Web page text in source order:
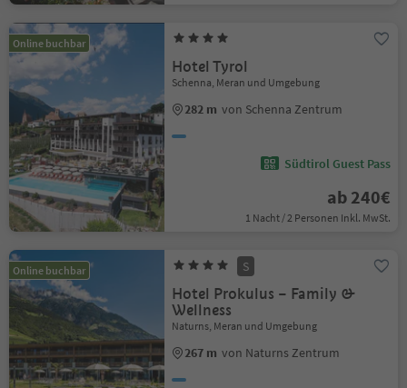
Online buchbar
Hotel Tyrol
Schenna, Meran und Umgebung
282 m von Schenna Zentrum
Südtirol Guest Pass
ab 240€
1 Nacht / 2 Personen Inkl. MwSt.
Online buchbar S
Hotel Prokulus – Family &
Wellness
Naturns, Meran und Umgebung
267 m von Naturns Zentrum